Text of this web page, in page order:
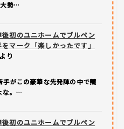
大勢…
後初のユニホームでブルペン
マーク「楽しかったです」
より
がこの豪華な先発陣の中で競
な。…
後初のユニホームでブルペン